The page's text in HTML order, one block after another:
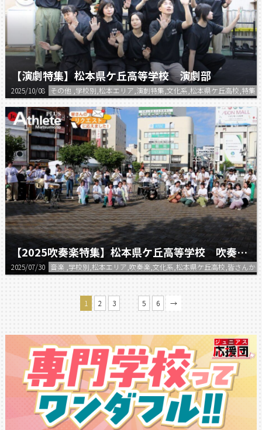
【演劇特集】松本県ケ丘高等学校 演劇部
2025/10/08 その他 ,学校別,松本エリア,演劇特集,文化系,松本県ケ丘高校,特集
【2025吹奏楽特集】松本県ケ丘高等学校 吹奏楽部
2025/07/30 音楽 ,学校別,松本エリア,吹奏楽,文化系,松本県ケ丘高校,皆さんか
1 2 3 5 6 →